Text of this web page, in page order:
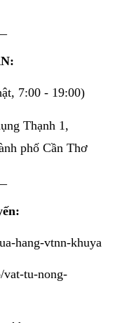
7:00 - 19:00)
Thạnh 1,
phố Cần Thơ
hang-vtnn-khuya
vat-tu-nong-